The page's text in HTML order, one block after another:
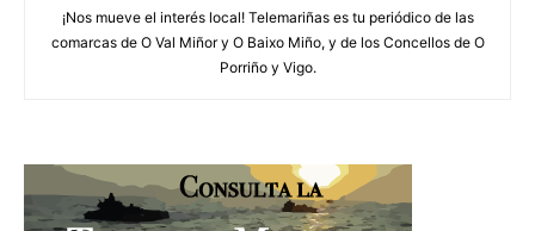
¡Nos mueve el interés local! Telemariñas es tu periódico de las
comarcas de O Val Miñor y O Baixo Miño, y de los Concellos de O
Porriño y Vigo.